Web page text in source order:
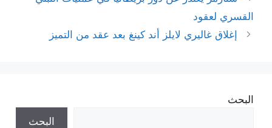
القسري لعقود
إغلاق غاليري لايلز أند كينغ بعد عقد من التميز
البحث
البحث